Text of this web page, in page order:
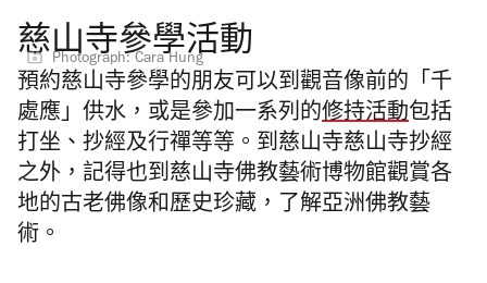
慈山寺參學活動
Photograph: Cara Hung
預約慈山寺參學的朋友可以到觀音像前的「千
處應」供水，或是參加一系列的修持活動包括
打坐、抄經及行禪等等。到慈山寺慈山寺抄經
之外，記得也到慈山寺佛教藝術博物館觀賞各
地的古老佛像和歷史珍藏，了解亞洲佛教藝
術。